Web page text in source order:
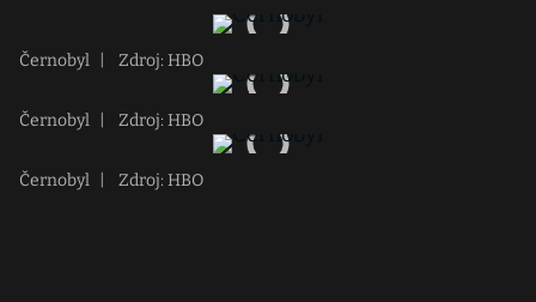
Černobyl Zdroj: HBO
Černobyl Zdroj: HBO
Černobyl Zdroj: HBO